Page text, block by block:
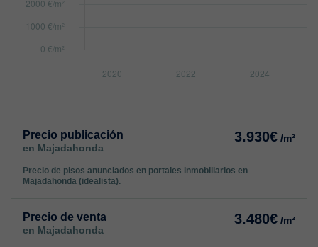
Precio publicación
en Majadahonda
3.930€ /m²
Precio de pisos anunciados en portales inmobiliarios en
Majadahonda (idealista).
Precio de venta
en Majadahonda
3.480€ /m²